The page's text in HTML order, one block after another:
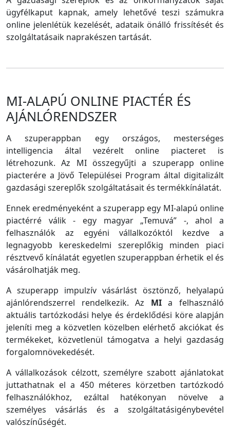
ügyfélkaput kapnak, amely lehetővé teszi számukra
online jelenlétük kezelését, adataik önálló frissítését és
szolgáltatásaik naprakészen tartását.
MI-ALAPÚ ONLINE PIACTÉR ÉS
AJÁNLÓRENDSZER
A szuperappban egy országos, mesterséges
intelligencia által vezérelt online piacteret is
létrehozunk. Az MI összegyűjti a szuperapp online
piacterére a Jövő Települései Program által digitalizált
gazdasági szereplők szolgáltatásait és termékkínálatát.
Ennek eredményeként a szuperapp egy MI-alapú online
piactérré válik - egy magyar „Temuvá” -, ahol a
felhasználók az egyéni vállalkozóktól kezdve a
legnagyobb kereskedelmi szereplőkig minden piaci
résztvevő kínálatát egyetlen szuperappban érhetik el és
vásárolhatják meg.
A szuperapp impulzív vásárlást ösztönző, helyalapú
ajánlórendszerrel rendelkezik. Az MIa felhasználó
aktuális tartózkodási helye és érdeklődési köre alapján
jeleníti meg a közvetlen közelben elérhető akciókat és
termékeket, közvetlenül támogatva a helyi gazdaság
forgalomnövekedését.
A vállalkozások célzott, személyre szabott ajánlatokat
juttathatnak el a 450 méteres körzetben tartózkodó
felhasználókhoz, ezáltal hatékonyan növelve a
személyes vásárlás és a szolgáltatásigénybevétel
valószínűségét.